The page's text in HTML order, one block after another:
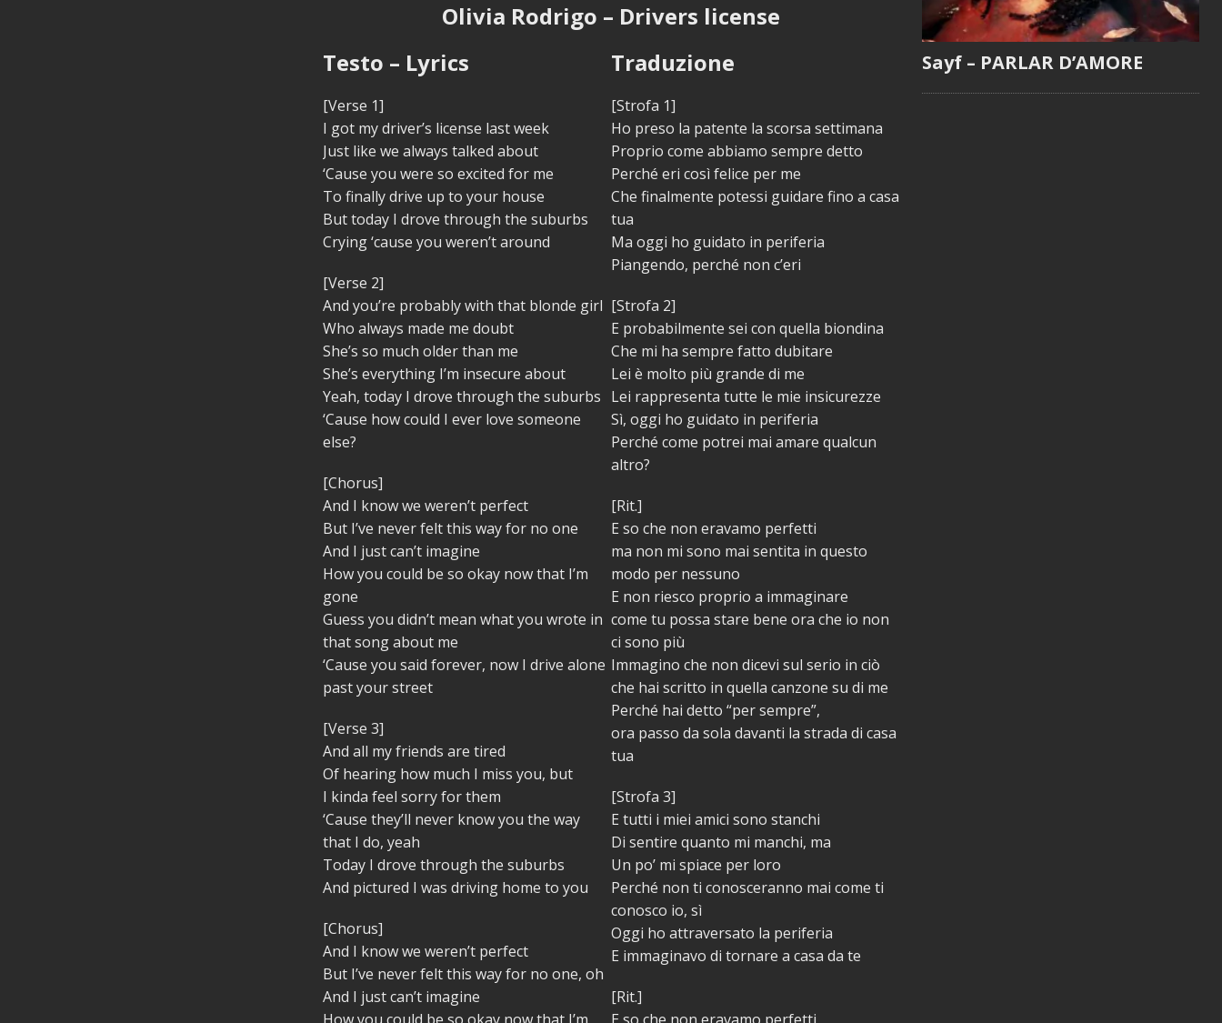
Olivia Rodrigo – Drivers license
Testo – Lyrics
[Verse 1]
I got my driver’s license last week
Just like we always talked about
‘Cause you were so excited for me
To finally drive up to your house
But today I drove through the suburbs
Crying ‘cause you weren’t around
[Verse 2]
And you’re probably with that blonde girl
Who always made me doubt
She’s so much older than me
She’s everything I’m insecure about
Yeah, today I drove through the suburbs
‘Cause how could I ever love someone
else?
[Chorus]
And I know we weren’t perfect
But I’ve never felt this way for no one
And I just can’t imagine
How you could be so okay now that I’m
gone
Guess you didn’t mean what you wrote in
that song about me
‘Cause you said forever, now I drive alone
past your street
[Verse 3]
And all my friends are tired
Of hearing how much I miss you, but
I kinda feel sorry for them
‘Cause they’ll never know you the way
that I do, yeah
Today I drove through the suburbs
And pictured I was driving home to you
[Chorus]
And I know we weren’t perfect
But I’ve never felt this way for no one, oh
And I just can’t imagine
Traduzione
[Strofa 1]
Ho preso la patente la scorsa settimana
Proprio come abbiamo sempre detto
Perché eri così felice per me
Che finalmente potessi guidare fino a casa
tua
Ma oggi ho guidato in periferia
Piangendo, perché non c’eri
[Strofa 2]
E probabilmente sei con quella biondina
Che mi ha sempre fatto dubitare
Lei è molto più grande di me
Lei rappresenta tutte le mie insicurezze
Sì, oggi ho guidato in periferia
Perché come potrei mai amare qualcun
altro?
[Rit.]
E so che non eravamo perfetti
ma non mi sono mai sentita in questo
modo per nessuno
E non riesco proprio a immaginare
come tu possa stare bene ora che io non
ci sono più
Immagino che non dicevi sul serio in ciò
che hai scritto in quella canzone su di me
Perché hai detto “per sempre”,
ora passo da sola davanti la strada di casa
tua
[Strofa 3]
E tutti i miei amici sono stanchi
Di sentire quanto mi manchi, ma
Un po’ mi spiace per loro
Perché non ti conosceranno mai come ti
conosco io, sì
Oggi ho attraversato la periferia
E immaginavo di tornare a casa da te
[Rit.]
Sayf – PARLAR D’AMORE